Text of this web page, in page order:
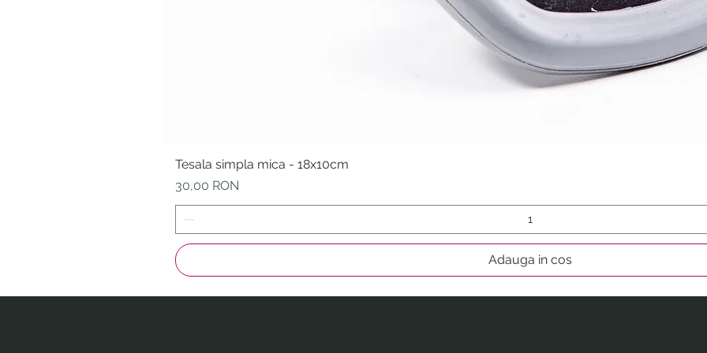
Tesala simpla mica - 18x10cm
Preț
30,00 RON
Adauga in cos